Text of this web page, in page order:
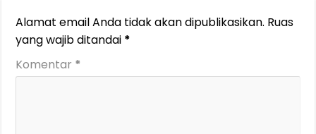
Alamat email Anda tidak akan dipublikasikan. Ruas
yang wajib ditandai *
Komentar *